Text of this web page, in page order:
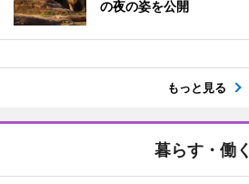
の夜の姿を公開
もっと見る
暮らす・働く